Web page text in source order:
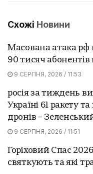
Схожі Новини
Масована атака
90 тисяч абонентів
9 СЕРПНЯ, 2026 / 11:53
росія за тиждень
Україні 61 ракету
дронів –
9 СЕРПНЯ, 2026 / 11:51
Горіховий Спас
святкують та які